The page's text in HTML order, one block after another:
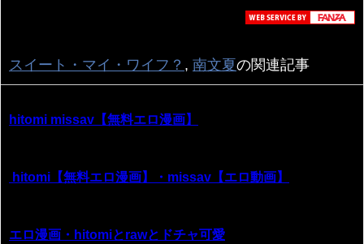
スイート・マイ・ワイフ？ , 南文夏の関連記事
hitomi missav【無料エロ漫画】
hitomi【無料エロ漫画】・missav【エロ動画】
エロ漫画・hitomiとrawとドチャ可愛